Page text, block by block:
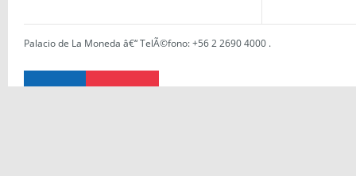
Palacio de La Moneda â€“ TelÃ©fono: +56 2 2690 4000 .